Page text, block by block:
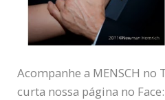
Acompanhe a MENSCH no
curta nossa página no Face: